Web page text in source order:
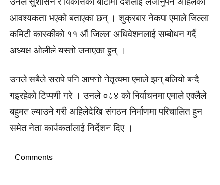
आवश्यकता भएको बताएका छन् । शुक्रबार नेकपा एमाले जिल्ला
कमिटी कास्कीको ११ औं जिल्ला अधिवेशनलाई सम्बोधन गर्दै
अध्यक्ष ओलीले यस्तो जनाएका हुन् ।
उनले सबैले सरापे पनि आफ्नो नेतृत्वमा एमाले झन् बलियो बन्दै
गइरहेको टिप्पणी गरे । उनले ०८४ को निर्वाचनमा एमाले एक्लैले
बहुमत ल्याउने गरी अहिलेदेखि संगठन निर्माणमा परिचालित हुन
समेत नेता कार्यकर्तालाई निर्देशन दिए ।
Comments